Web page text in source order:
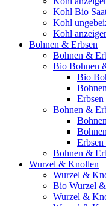
Kohl Bio
Kohl
Kohl
Bohnen & Erbsen
Bohnen &
Bio Bohnen
Bio
Bohnen &
Erbsen
Bohnen &
Wurzel & Knollen
Wurzel &
Bio Wurzel
Wurzel &